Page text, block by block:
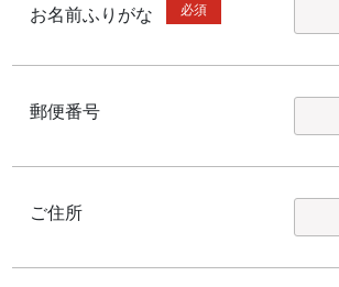
お名前ふりがな 必須
郵便番号
ご住所